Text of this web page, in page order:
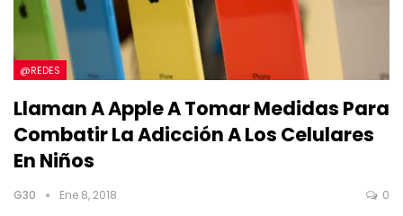
@REDES
Llaman A Apple A Tomar Medidas Para
Combatir La Adicción A Los Celulares
En Niños
G30 Ene 8, 2018 0